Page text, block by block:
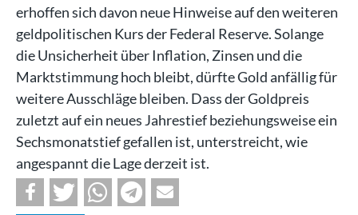
erhoffen sich davon neue Hinweise auf den weiteren
geldpolitischen Kurs der Federal Reserve. Solange
die Unsicherheit über Inflation, Zinsen und die
Marktstimmung hoch bleibt, dürfte Gold anfällig für
weitere Ausschläge bleiben. Dass der Goldpreis
zuletzt auf ein neues Jahrestief beziehungsweise ein
Sechsmonatstief gefallen ist, unterstreicht, wie
angespannt die Lage derzeit ist.